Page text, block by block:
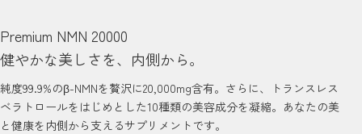
Premium NMN 20000
健やかな美しさを、内側から。
純度99.9%のβ-NMNを贅沢に20,000mg含有。さらに、トランスレス
ベラトロールをはじめとした10種類の美容成分を凝縮。あなたの美
と健康を内側から支えるサプリメントです。